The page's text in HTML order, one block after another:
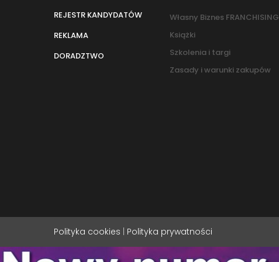
REJESTR KANDYDATÓW
REKLAMA
DORADZTWO
Własny Biznes FRANCHISING
Książki
Szkolenia i targi
Zasady i warunki zakupów
Polityka cookies | Polityka prywatności